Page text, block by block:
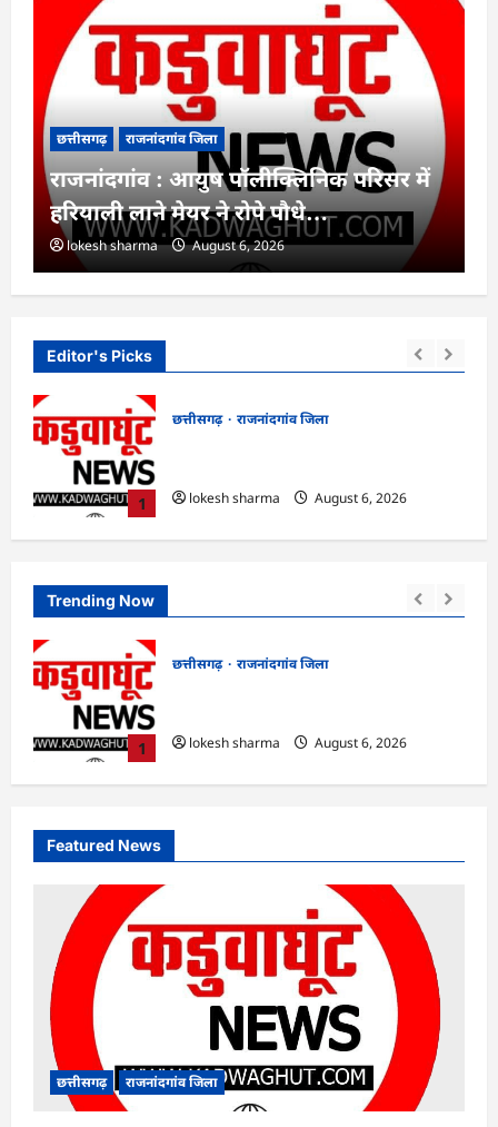
Editor's Picks
1
छत्तीसगढ़
राजनांदगांव जिला
lokesh sharma
August 6, 2026
छत्तीसगढ़ राजनांदगांव जिला
राजनांदगांव : आयुष पॉलीक्लिनिक परिसर में
हरियाली लाने मेयर ने रोपे पौधे…
lokesh sharma August 6, 2026
Trending Now
1
छत्तीसगढ़
राजनांदगांव जिला
lokesh sharma
August 6, 2026
Featured News
छत्तीसगढ़ राजनांदगांव जिला